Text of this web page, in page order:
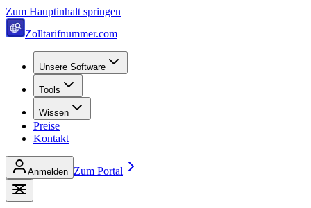
Zum Hauptinhalt springen
Zolltarifnummer.com
Unsere Software
Tools
Wissen
Preise
Kontakt
Anmelden Zum Portal